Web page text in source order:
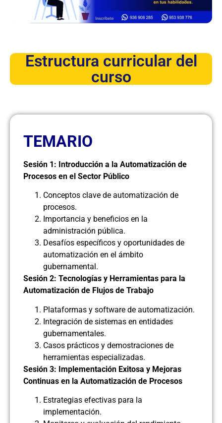
Estructura curricular del
curso
TEMARIO
Sesión 1: Introducción a la Automatización de
Procesos en el Sector Público
Conceptos clave de automatización de
procesos.
Importancia y beneficios en la
administración pública.
Desafíos específicos y oportunidades de
automatización en el ámbito
gubernamental.
Sesión 2: Tecnologías y Herramientas para la
Automatización de Flujos de Trabajo
Plataformas y software de automatización.
Integración de sistemas en entidades
gubernamentales.
Casos prácticos y demostraciones de
herramientas especializadas.
Sesión 3: Implementación Exitosa y Mejoras
Continuas en la Automatización de Procesos
Estrategias efectivas para la
implementación.